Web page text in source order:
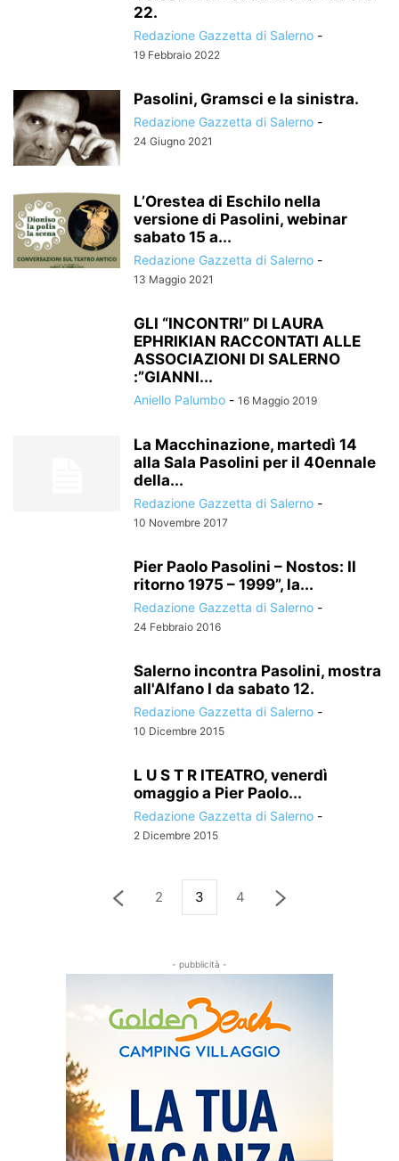
22.
Redazione Gazzetta di Salerno -
19 Febbraio 2022
Pasolini, Gramsci e la sinistra.
Redazione Gazzetta di Salerno -
24 Giugno 2021
L’Orestea di Eschilo nella
versione di Pasolini, webinar
sabato 15 a...
Redazione Gazzetta di Salerno -
13 Maggio 2021
GLI “INCONTRI” DI LAURA
EPHRIKIAN RACCONTATI ALLE
ASSOCIAZIONI DI SALERNO
:”GIANNI...
Aniello Palumbo - 16 Maggio 2019
La Macchinazione, martedì 14
alla Sala Pasolini per il 40ennale
della...
Redazione Gazzetta di Salerno -
10 Novembre 2017
Pier Paolo Pasolini – Nostos: Il
ritorno 1975 – 1999”, la...
Redazione Gazzetta di Salerno -
24 Febbraio 2016
Salerno incontra Pasolini, mostra
all'Alfano I da sabato 12.
Redazione Gazzetta di Salerno -
10 Dicembre 2015
L U S T R ITEATRO, venerdì
omaggio a Pier Paolo...
Redazione Gazzetta di Salerno -
2 Dicembre 2015
2 3 4
- pubblicità -